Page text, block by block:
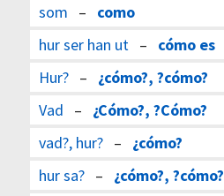
som – como
hur ser han ut – cómo es
Hur?– ¿cómo?, ?cómo?
Vad – ¿Cómo?, ?Cómo?
vad?, hur?– ¿cómo?
hur sa?– ¿cómo?, ?cómo?